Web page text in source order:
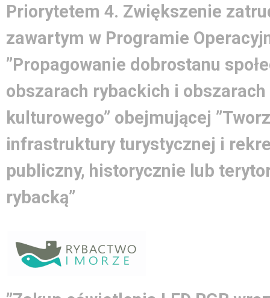
Priorytetem 4. Zwiększenie
zawartym w Programie
”Propagowanie dobrostanu
obszarach rybackich i
kulturowego” obejmującej
infrastruktury turystycznej i
publiczny, historycznie lub
rybacką”